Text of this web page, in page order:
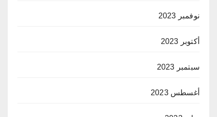
نوفمبر 2023
أكتوبر 2023
سبتمبر 2023
أغسطس 2023